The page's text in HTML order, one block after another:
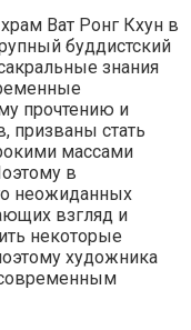
Ват Ронг Кхун в
буддистский
знания
прочтению и
призваны стать
массами
в
неожиданных
взгляд и
некоторые
художника